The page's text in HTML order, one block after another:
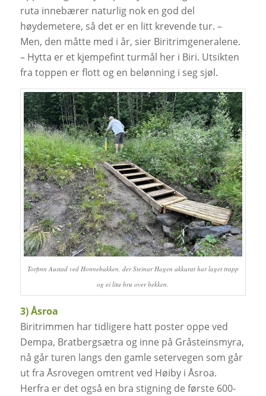
ruta innebærer naturlig nok en god del
høydemetere, så det er en litt krevende tur. –
Men, den måtte med i år, sier Biritrimgeneralene.
– Hytta er et kjempefint turmål her i Biri. Utsikten
fra toppen er flott og en belønning i seg sjøl.
Torfinn Austad ved Honnebakken, der Steinar Hagen akkurat har laget trapp
og ei lita bru over bekken.
3) Åsroa
Biritrimmen har tidligere hatt poster oppe ved
Dempa, Bratbergsætra og inne på Gråsteinsmyra,
nå går turen langs den gamle setervegen som går
ut fra Åsrovegen omtrent ved Høiby i Åsroa.
Herfra er det også en bra stigning de første 600-